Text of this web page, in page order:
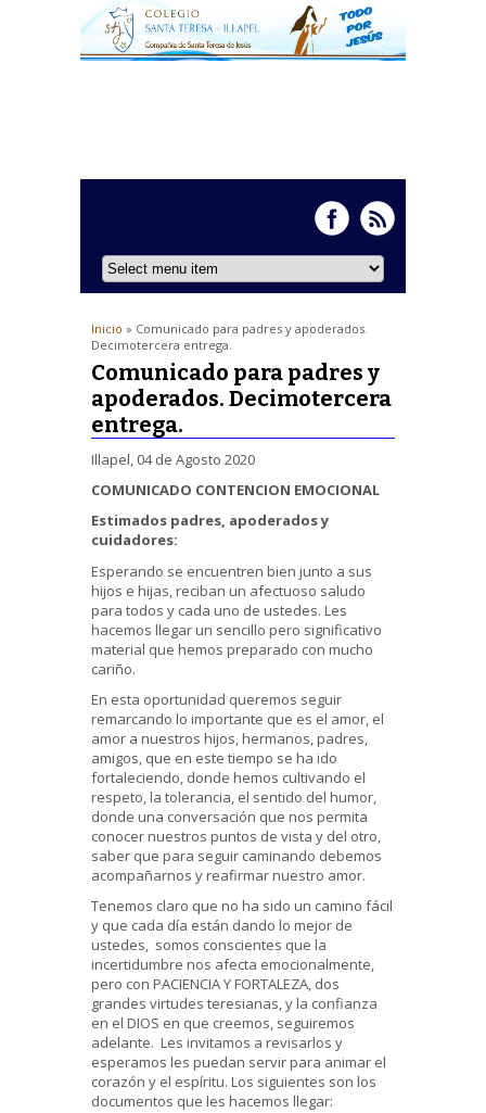
Inicio » Comunicado para padres y apoderados.
Decimotercera entrega.
Comunicado para padres y
apoderados. Decimotercera
entrega.
Illapel, 04 de Agosto 2020
COMUNICADO CONTENCION EMOCIONAL
Estimados padres, apoderados y
cuidadores:
Esperando se encuentren bien junto a sus
hijos e hijas, reciban un afectuoso saludo
para todos y cada uno de ustedes. Les
hacemos llegar un sencillo pero significativo
material que hemos preparado con mucho
cariño.
En esta oportunidad queremos seguir
remarcando lo importante que es el amor, el
amor a nuestros hijos, hermanos, padres,
amigos, que en este tiempo se ha ido
fortaleciendo, donde hemos cultivando el
respeto, la tolerancia, el sentido del humor,
donde una conversación que nos permita
conocer nuestros puntos de vista y del otro,
saber que para seguir caminando debemos
acompañarnos y reafirmar nuestro amor.
Tenemos claro que no ha sido un camino fácil
y que cada día están dando lo mejor de
ustedes, somos conscientes que la
incertidumbre nos afecta emocionalmente,
pero con PACIENCIA Y FORTALEZA, dos
grandes virtudes teresianas, y la confianza
en el DIOS en que creemos, seguiremos
adelante. Les invitamos a revisarlos y
esperamos les puedan servir para animar el
corazón y el espíritu. Los siguientes son los
documentos que les hacemos llegar: